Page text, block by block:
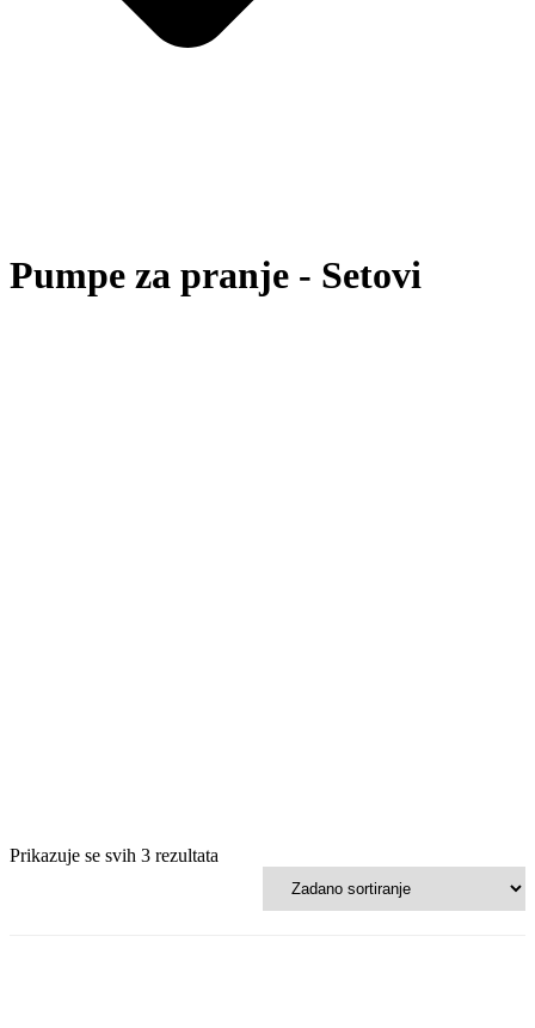
Pumpe za pranje - Setovi
Prikazuje se svih 3 rezultata